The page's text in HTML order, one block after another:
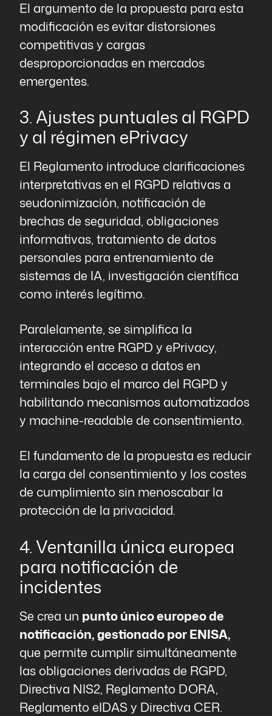
El argumento de la propuesta para esta
modificación esevitar distorsiones
competitivas y cargas
desproporcionadas en mercados
emergentes.
3. Ajustes puntuales al RGPD
y al régimen ePrivacy
El Reglamento introduce clarificaciones
interpretativas en el RGPD relativas a
seudonimización, notificación de
brechas de seguridad, obligaciones
informativas, tratamiento de datos
personales para entrenamiento de
sistemas de IA, investigación científica
como interés legítimo.
Paralelamente, se simplifica la
interacción entre RGPD y ePrivacy,
integrando el acceso a datos en
terminales bajo el marco del RGPD y
habilitando mecanismos automatizados
y machine-readable de consentimiento.
El fundamento de la propuesta es reducir
la carga del consentimiento y los costes
de cumplimiento sin menoscabar la
protección de la privacidad.
4. Ventanilla única europea
para notificación de
incidentes
Se crea un punto único europeo de
notificación, gestionado por ENISA,
que permite cumplir simultáneamente
las obligaciones derivadas de RGPD,
Directiva NIS2, Reglamento DORA,
Reglamento eIDAS y Directiva CER.